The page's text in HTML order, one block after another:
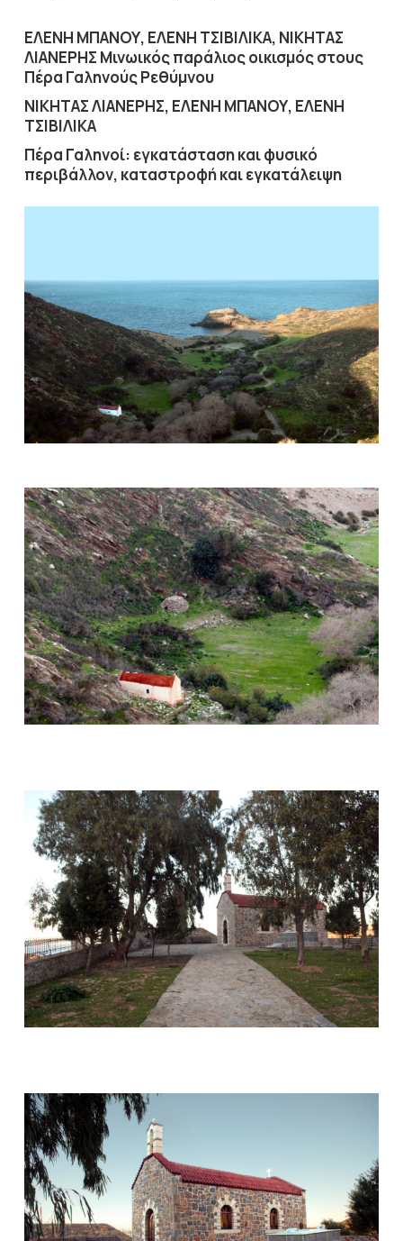
ΕΛΕΝΗ ΜΠΑΝΟΥ, ΕΛΕΝΗ ΤΣΙΒΙΛΙΚΑ, ΝΙΚΗΤΑΣ
ΛΙΑΝΕΡΗΣ Μινωικόςπαράλιοςοικισμόςστους
Πέρα ΓαληνούςΡεθύμνου
ΝΙΚΗΤΑΣΛΙΑΝΕΡΗΣ, ΕΛΕΝΗ ΜΠΑΝΟΥ, ΕΛΕΝΗ
ΤΣΙΒΙΛΙΚΑ
Πέρα Γαληνοί: εγκατάστασηκαιφυσικό
περιβάλλον, κατα­στροφήκαιεγκατάλειψη